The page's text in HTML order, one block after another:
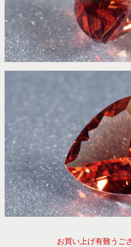
お買い上げ有難うご